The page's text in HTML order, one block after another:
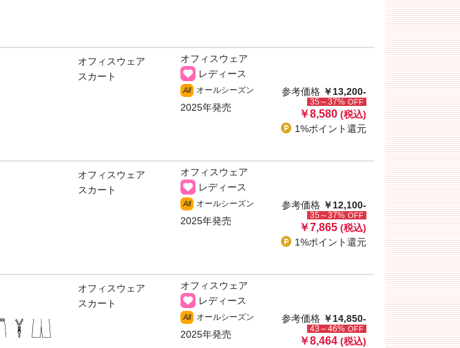
オフィスウェア
スカート
オフィスウェア
レディース
All オールシーズン
2025年発売
参考価格 ￥13,200-
35～37% OFF
￥8,580 (税込)
1%ポイント還元
オフィスウェア
スカート
オフィスウェア
レディース
All オールシーズン
2025年発売
参考価格 ￥12,100-
35～37% OFF
￥7,865 (税込)
1%ポイント還元
オフィスウェア
スカート
オフィスウェア
レディース
All オールシーズン
2025年発売
参考価格 ￥14,850-
43～46% OFF
￥8,464 (税込)